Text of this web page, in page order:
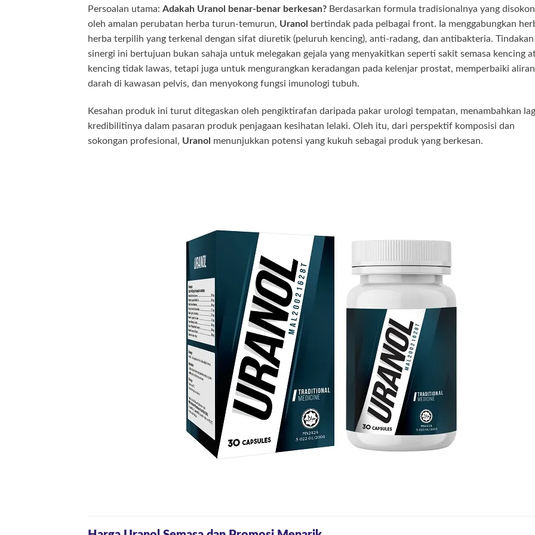
Persoalan utama: Adakah Uranol benar-benar berkesan? Berdasarkan formula tradisionalnya yang
oleh amalan perubatan herba turun-temurun, Uranol
bertindak pada pelbagai front. Ia menggabungkan
herba terpilih yang terkenal dengan sifat diuretik (peluruh kencing), anti-radang, dan antibakteria. Tindakan
sinergi ini bertujuan bukan sahaja untuk melegakan gejala yang menyakitkan seperti sakit semasa kencing
kencing tidak lawas, tetapi juga untuk mengurangkan keradangan pada kelenjar prostat, memperbaiki aliran
darah di kawasan pelvis, dan menyokong fungsi imunologi tubuh.
Kesahan produk ini turut ditegaskan oleh pengiktirafan daripada pakar urologi tempatan, menambahkan
kredibilitinya dalam pasaran produk penjagaan kesihatan lelaki. Oleh itu, dari perspektif komposisi dan
sokongan profesional, Uranol menunjukkan potensi yang kukuh sebagai produk yang berkesan.